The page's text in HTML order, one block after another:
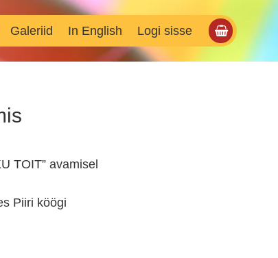
Galeriid In English Logi sisse
TOIT” avamisel
Piiri köögi